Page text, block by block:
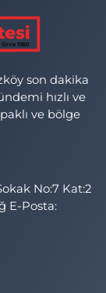
son dakika
hızlı ve
ve bölge
No:7 Kat:2
E-Posta: